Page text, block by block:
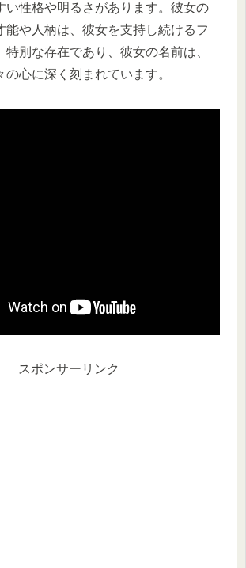
い性格や明るさがあります。彼女の
能や人柄は、彼女を支持し続けるフ
特別な存在であり、彼女の名前は、
心に深く刻まれています。
スポンサーリンク